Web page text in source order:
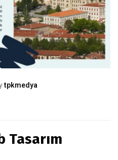
tpkmedya
Tasarım